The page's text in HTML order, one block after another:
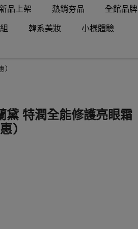
品上架 熱銷夯品
全館品牌
韓系美妝 小樣體驗
)
黛 特潤全能修護亮眼霜
)